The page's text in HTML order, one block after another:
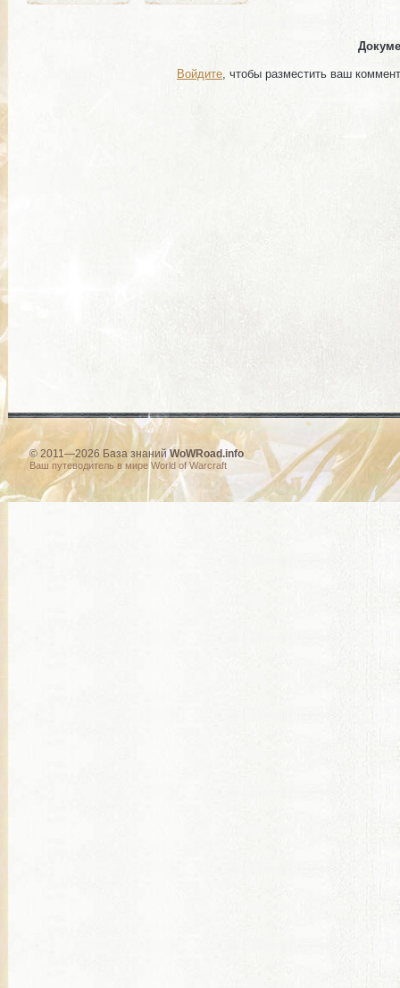
Войдите , чтобы разместить ваш
© 2011—2026 База знанийWoWRoad.info
Ваш путеводитель в мире World of Warcraft